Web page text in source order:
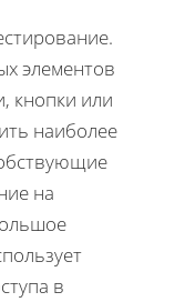
элементов
кнопки или
наиболее
на
в